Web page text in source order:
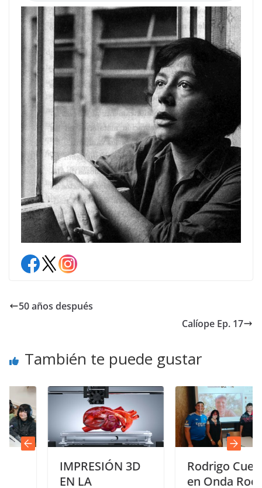
50 años después
Calíope Ep. 17
También te puede gustar
IMPRESIÓN 3D
EN LA
Rodrigo Cuevas
en Onda Roces